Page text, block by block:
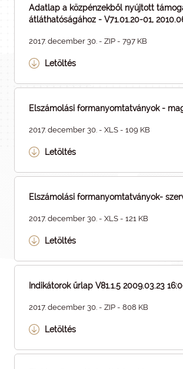
Adatlap a közpénzekből nyújtott
átláthatóságához - V71.01.20-01,
2017. december 30. - ZIP - 797 KB
Letöltés
Elszámolási formanyomtatványok -
2017. december 30. - XLS - 109 KB
Letöltés
Elszámolási formanyomtatványok-
2017. december 30. - XLS - 121 KB
Letöltés
Indikátorok űrlap V81.1.5 2009.03.23
2017. december 30. - ZIP - 808 KB
Letöltés